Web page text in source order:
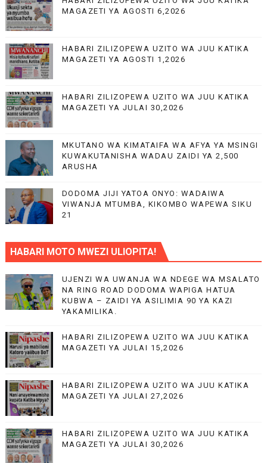
MAGAZETI YA AGOSTI 6,2026
HABARI ZILIZOPEWA UZITO WA JUU KATIKA
MAGAZETI YA AGOSTI 1,2026
HABARI ZILIZOPEWA UZITO WA JUU KATIKA
MAGAZETI YA JULAI 30,2026
MKUTANO WA KIMATAIFA WA AFYA YA MSINGI
KUWAKUTANISHA WADAU ZAIDI YA 2,500
ARUSHA
DODOMA JIJI YATOA ONYO: WADAIWA
VIWANJA MTUMBA, KIKOMBO WAPEWA SIKU
21
HABARI MOTO MWEZI ULIOPITA!
UJENZI WA UWANJA WA NDEGE WA MSALATO
NA RING ROAD DODOMA WAPIGA HATUA
KUBWA – ZAIDI YA ASILIMIA 90 YA KAZI
YAKAMILIKA.
HABARI ZILIZOPEWA UZITO WA JUU KATIKA
MAGAZETI YA JULAI 15,2026
HABARI ZILIZOPEWA UZITO WA JUU KATIKA
MAGAZETI YA JULAI 27,2026
HABARI ZILIZOPEWA UZITO WA JUU KATIKA
MAGAZETI YA JULAI 30,2026